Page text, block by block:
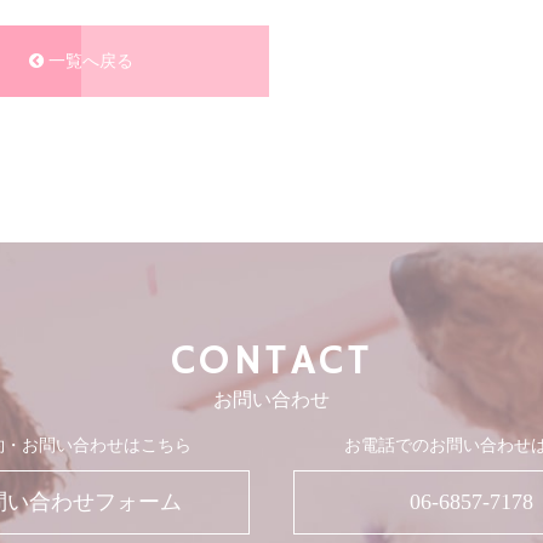
一覧へ戻る
CONTACT
お問い合わせ
・お問い合わせはこちら
い合わせフォーム
お電話でのお問い合わせ
06-6857-7178